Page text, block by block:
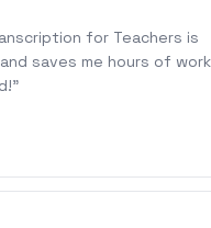
for Teachers is
saves me hours of
"